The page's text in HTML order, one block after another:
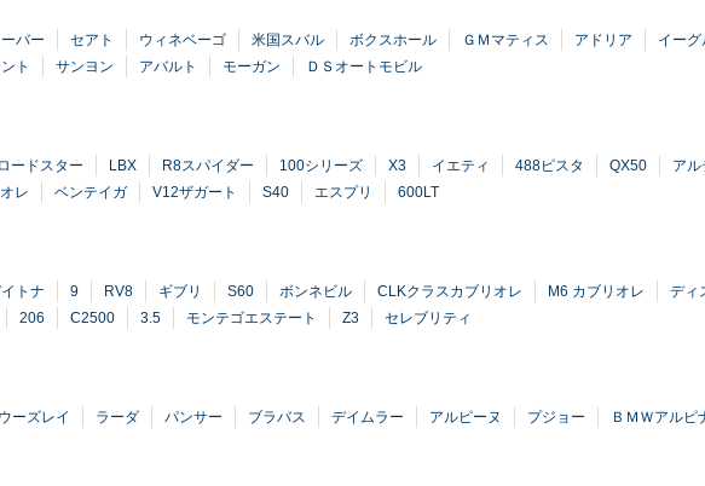
バー セアト ウィネベーゴ 米国スバル ボクスホール ＧＭマティス アドリア イーグ
ト
サンヨン アバルト モーガン ＤＳオートモビル
ードスター LBX R8スパイダー 100シリーズ X3 イエティ 488ピスタ QX50 アル
レ
ベンテイガ V12ザガート S40 エスプリ 600LT
トナ 9 RV8 ギブリ S60 ボンネビル CLKクラスカブリオレ M6 カブリオレ
ディ
206
C2500 3.5 モンテゴエステート Z3 セレブリティ
ーズレイ ラーダ パンサー ブラバス デイムラー アルピーヌ プジョー ＢＭＷアルピ